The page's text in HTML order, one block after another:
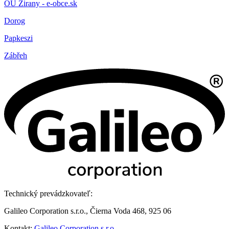
OÚ Žirany - e-obce.sk
Dorog
Papkeszi
Zábřeh
Technický prevádzkovateľ:
Galileo Corporation s.r.o., Čierna Voda 468, 925 06